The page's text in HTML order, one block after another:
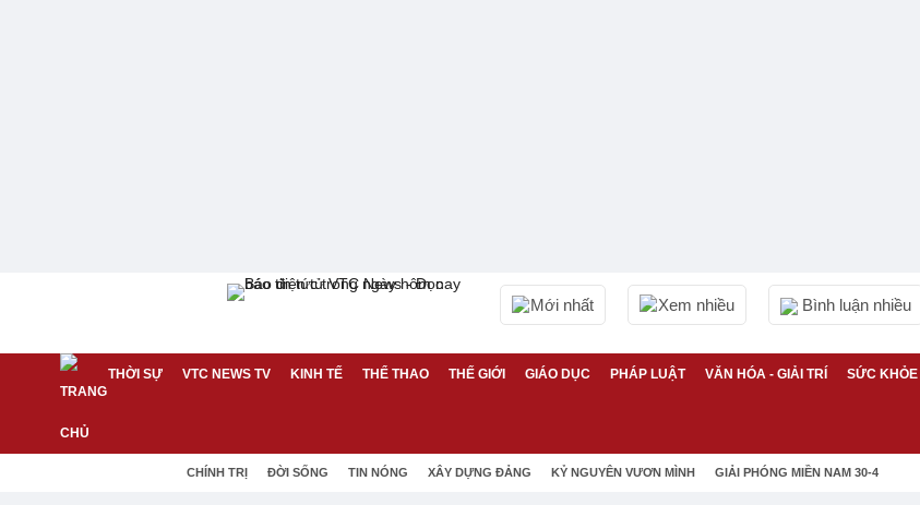
Mới nhất Xem nhiều Bình luận nhiều
THỜI SỰ VTC NEWS TV KINH TẾ THỂ THAO THẾ GIỚI GIÁO DỤC PHÁP LUẬT VĂN HÓA - GIẢI TRÍ SỨC KHỎE
CHÍNH TRỊ ĐỜI SỐNG TIN NÓNG XÂY DỰNG ĐẢNG KỶ NGUYÊN VƯƠN MÌNH GIẢI PHÓNG MIỀN NAM 30-4